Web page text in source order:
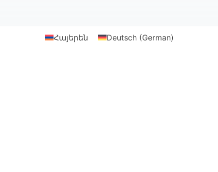
Հայերեն Deutsch(German)